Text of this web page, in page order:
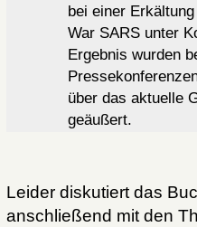
bei einer
War SARS unter
Ergebnis wurden
über das aktuelle
geäußert.
Leider diskutiert das
anschließend mit den